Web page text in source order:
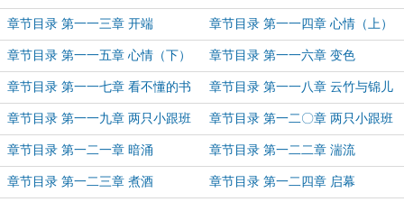
章节目录 第一一三章 开端 章节目录 第一一四章 心情（上）
章节目录 第一一五章 心情（下） 章节目录 第一一六章 变色
章节目录 第一一七章 看不懂的书
生气
章节目录 第一一八章 云竹与锦儿
的赌约
章节目录 第一一九章 两只小跟班
（上）
章节目录 第一二〇章 两只小跟班
（下）
章节目录 第一二一章 暗涌 章节目录 第一二二章 湍流
章节目录 第一二三章 煮酒 章节目录 第一二四章 启幕